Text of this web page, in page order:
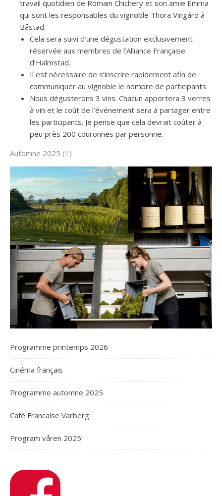
travail quotidien de Romain Chichery et son amie Emma
qui sont les responsables du vignoble Thora Vingård à
Båstad.
Cela sera suivi d’une dégustation exclusivement
réservée aux membres de l’Alliance Française
d’Halmstad.
Il est nécessaire de s’inscrire rapidement afin de
communiquer au vignoble le nombre de participants.
Nous dégusterons 3 vins. Chacun apportera 3 verres
à vin et le coût de l’événement sera à partager entre
les participants. Je pense que cela devrait coûter à
peu près 200 couronnes par personne.
Automne 2025 (1)
Programme printemps 2026
Cinéma français
Programme automne 2025
Café Francaise Varberg
Program våren 2025